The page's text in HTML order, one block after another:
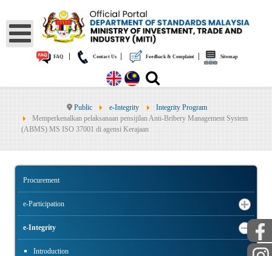
FAQ Contact Us Feedback & Complaint Sitemap
Public e-Integrity
Integrity Program
Memperkenalkan pelaksanaan pensijilan Anti-Bribery Management System
(ABMS) MS ISO 37001 di agensi Kerajaan
Procurement
e-Participation
e-Integrity
Introduction